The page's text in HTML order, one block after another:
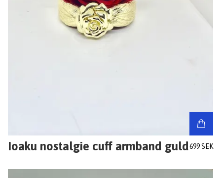
Ioaku nostalgie cuff armband guld699 SEK